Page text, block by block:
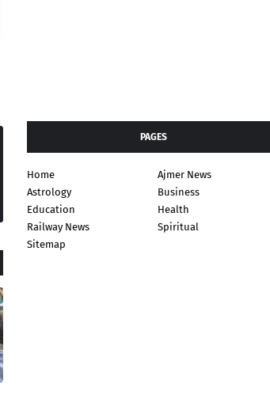
PAGES
Home
Ajmer News
Astrology
Business
Education
Health
Railway News
Spiritual
Sitemap